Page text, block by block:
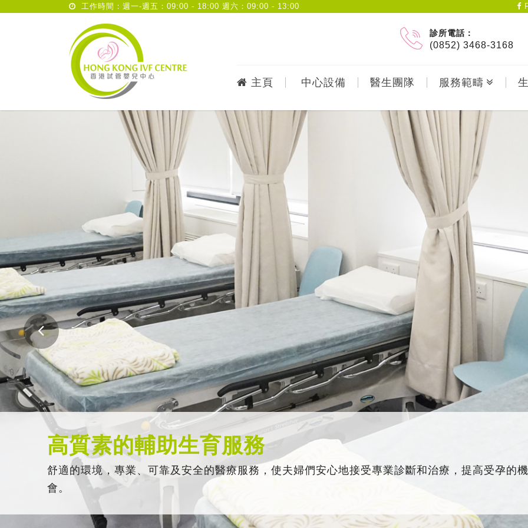
工作時間：週一-週五：09:00 - 18:00 週六：09:00 - 13:00
診所電話：
(0852) 3468-3168
主頁 中心設備 醫生團隊 服務範疇
高質素的輔助生育服務
舒適的環境，專業、可靠及安全的醫療服務，使夫婦們安心地接受專業診斷和治療，提高受孕的機
會。